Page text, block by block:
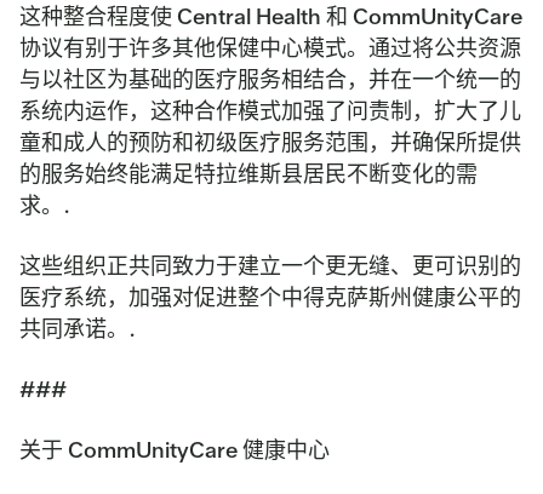
这种整合程度使 Central Health 和 CommUnityCare
协议有别于许多其他保健中心模式。通过将公共资源
与以社区为基础的医疗服务相结合，并在一个统一的
系统内运作，这种合作模式加强了问责制，扩大了儿
童和成人的预防和初级医疗服务范围，并确保所提供
的服务始终能满足特拉维斯县居民不断变化的需
求。.
这些组织正共同致力于建立一个更无缝、更可识别的
医疗系统，加强对促进整个中得克萨斯州健康公平的
共同承诺。.
###
关于 CommUnityCare 健康中心